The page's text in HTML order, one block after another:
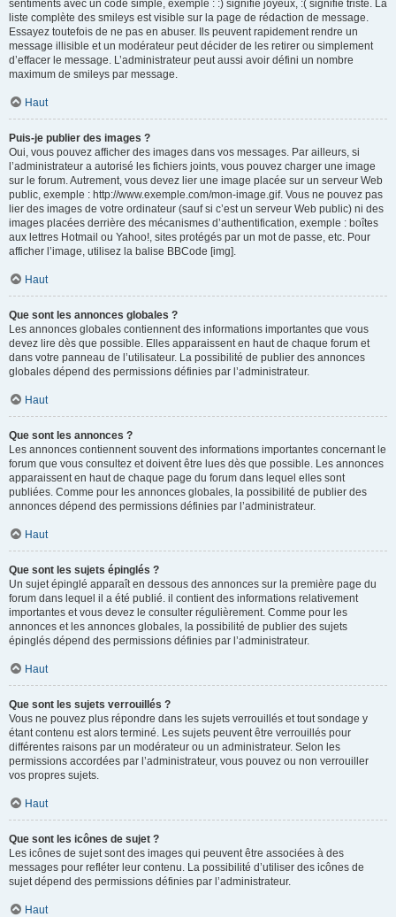
sentiments avec un code simple, exemple : :) signifie joyeux, :( signifie triste. La
liste complète des smileys est visible sur la page de rédaction de message.
Essayez toutefois de ne pas en abuser. Ils peuvent rapidement rendre un
message illisible et un modérateur peut décider de les retirer ou simplement
d’effacer le message. L’administrateur peut aussi avoir défini un nombre
maximum de smileys par message.
Haut
Puis-je publier des images ?
Oui, vous pouvez afficher des images dans vos messages. Par ailleurs, si
l’administrateur a autorisé les fichiers joints, vous pouvez charger une image
sur le forum. Autrement, vous devez lier une image placée sur un serveur Web
public, exemple : http://www.exemple.com/mon-image.gif. Vous ne pouvez pas
lier des images de votre ordinateur (sauf si c’est un serveur Web public) ni des
images placées derrière des mécanismes d’authentification, exemple : boîtes
aux lettres Hotmail ou Yahoo!, sites protégés par un mot de passe, etc. Pour
afficher l’image, utilisez la balise BBCode [img].
Haut
Que sont les annonces globales ?
Les annonces globales contiennent des informations importantes que vous
devez lire dès que possible. Elles apparaissent en haut de chaque forum et
dans votre panneau de l’utilisateur. La possibilité de publier des annonces
globales dépend des permissions définies par l’administrateur.
Haut
Que sont les annonces ?
Les annonces contiennent souvent des informations importantes concernant le
forum que vous consultez et doivent être lues dès que possible. Les annonces
apparaissent en haut de chaque page du forum dans lequel elles sont
publiées. Comme pour les annonces globales, la possibilité de publier des
annonces dépend des permissions définies par l’administrateur.
Haut
Que sont les sujets épinglés ?
Un sujet épinglé apparaît en dessous des annonces sur la première page du
forum dans lequel il a été publié. il contient des informations relativement
importantes et vous devez le consulter régulièrement. Comme pour les
annonces et les annonces globales, la possibilité de publier des sujets
épinglés dépend des permissions définies par l’administrateur.
Haut
Que sont les sujets verrouillés ?
Vous ne pouvez plus répondre dans les sujets verrouillés et tout sondage y
étant contenu est alors terminé. Les sujets peuvent être verrouillés pour
différentes raisons par un modérateur ou un administrateur. Selon les
permissions accordées par l’administrateur, vous pouvez ou non verrouiller
vos propres sujets.
Haut
Que sont les icônes de sujet ?
Les icônes de sujet sont des images qui peuvent être associées à des
messages pour refléter leur contenu. La possibilité d’utiliser des icônes de
sujet dépend des permissions définies par l’administrateur.
Haut